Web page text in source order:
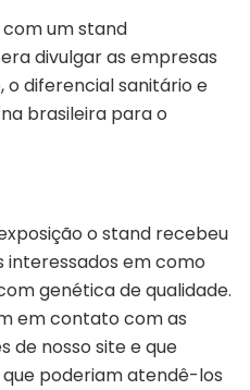
com um stand
divulgar as empresas
o diferencial sanitário e
brasileira para o
o stand recebeu
interessados em como
genética de qualidade.
em contato com as
de nosso site e que
poderiam atendê-los